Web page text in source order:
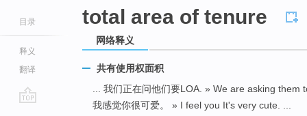
目录
释义
翻译
total area of tenure
网络释义
共有使用权面积
... 我们正在问他们要LOA. » We are asking them
我感觉你很可爱。 » I feel you It's very cute. ...